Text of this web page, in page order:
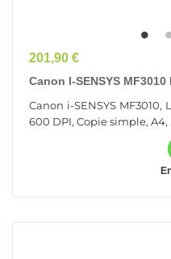
Prix
201,90 €
Canon I-SENSYS
Canon i-SENSYS
600 DPI, Copie simple, A4,